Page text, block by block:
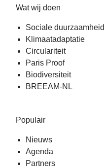
Wat wij doen
Sociale duurzaamheid
Klimaatadaptatie
Circulariteit
Paris Proof
Biodiversiteit
BREEAM-NL
Populair
Nieuws
Agenda
Partners